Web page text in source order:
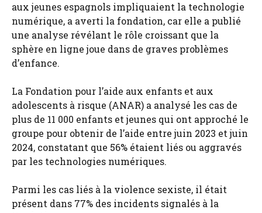
aux jeunes espagnols impliquaient la technologie
numérique, a averti la fondation, car elle a publié
une analyse révélant le rôle croissant que la
sphère en ligne joue dans de graves problèmes
d’enfance.
La Fondation pour l’aide aux enfants et aux
adolescents à risque (ANAR) a analysé les cas de
plus de 11 000 enfants et jeunes qui ont approché le
groupe pour obtenir de l’aide entre juin 2023 et juin
2024, constatant que 56% étaient liés ou aggravés
par les technologies numériques.
Parmi les cas liés à la violence sexiste, il était
présent dans 77% des incidents signalés à la